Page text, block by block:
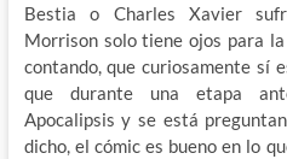
Bestia o Charles Xavier
Morrison solo tiene ojos para
contando, que curiosamente sí
que durante una etapa
Apocalipsis y se está
dicho, el cómic es bueno en lo